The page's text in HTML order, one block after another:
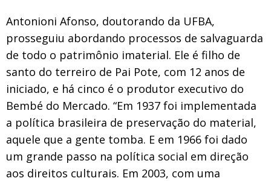
Antonioni Afonso, doutorando da UFBA,
prosseguiu abordando processos de salvaguarda
de todo o patrimônio imaterial. Ele é filho de
santo do terreiro de Pai Pote, com 12 anos de
iniciado, e há cinco é o produtor executivo do
Bembé do Mercado. “Em 1937 foi implementada
a política brasileira de preservação do material,
aquele que a gente tomba. E em 1966 foi dado
um grande passo na política social em direção
aos direitos culturais. Em 2003, com uma